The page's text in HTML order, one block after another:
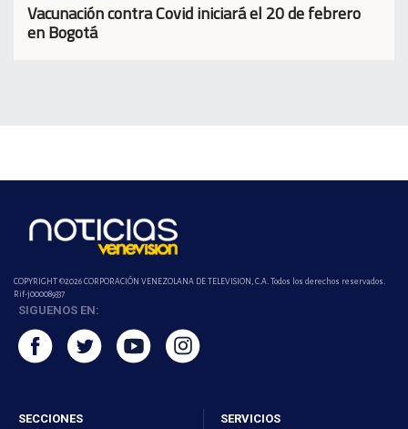
Vacunación contra Covid iniciará el 20 de febrero
en Bogotá
COPYRIGHT ©2026 CORPORACIÓN VENEZOLANA DE TELEVISION, C.A. Todos los derechos reservados.
Rif-j000089337
SIGUENOS EN:
SECCIONES SERVICIOS